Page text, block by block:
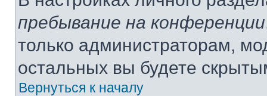
пребывание на конференции
только администраторам,
остальных вы будете
Вернуться к началу